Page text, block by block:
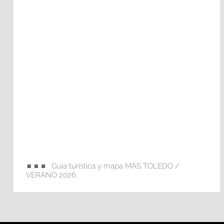
Guía turística y mapa MÁS TOLEDO /
VERANO 2026